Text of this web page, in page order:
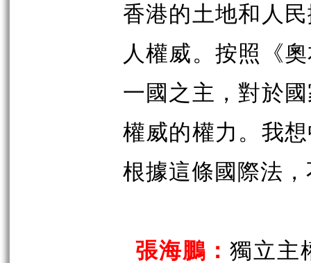
香港的土地和人
人權威。按照《
一國之主，對於
權威的權力。我
根據這條國際法
張海鵬：獨立主